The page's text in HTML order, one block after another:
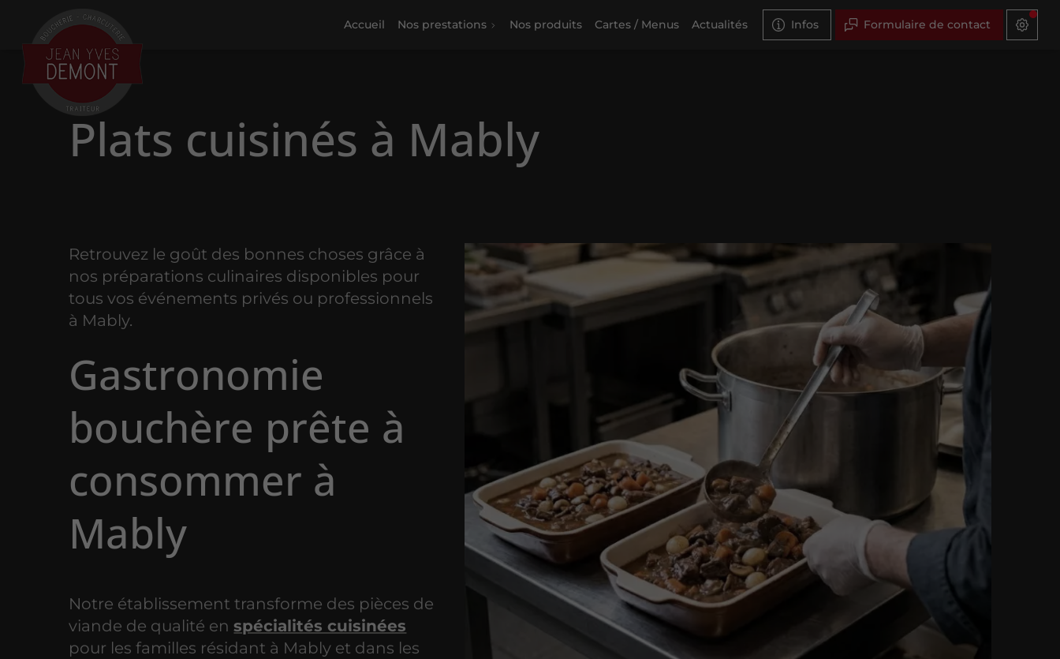
Accueil Nos prestations Nos produits Cartes / Menus Actualités Infos Formulaire de contact
Plats cuisinés à Mably
Retrouvez le goût des bonnes choses grâce à
nos préparations culinaires disponibles pour
tous vos événements privés ou professionnels
à Mably.
Gastronomie
bouchère prête à
consommer à
Mably
Notre établissement transforme des pièces de
viande de qualité enspécialités cuisinées
pour les familles résidant à Mably et dans les